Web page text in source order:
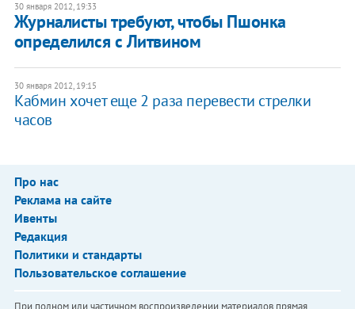
30 января 2012, 19:33
Журналисты требуют, чтобы Пшонка
определился с Литвином
30 января 2012, 19:15
Кабмин хочет еще 2 раза перевести стрелки
часов
Про нас
Реклама на сайте
Ивенты
Редакция
Политики и стандарты
Пользовательское соглашение